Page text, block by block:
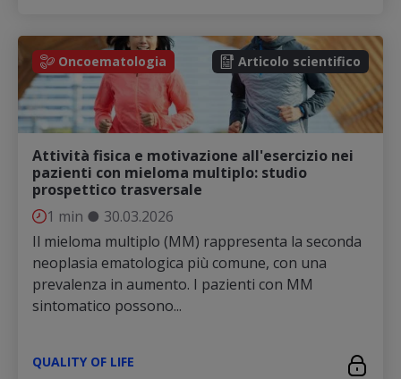
Oncoematologia Articolo scientifico
Attività fisica e motivazione all'esercizio nei
pazienti con mieloma multiplo: studio
prospettico trasversale
1 min ● 30.03.2026
Il mieloma multiplo (MM) rappresenta la seconda
neoplasia ematologica più comune, con una
prevalenza in aumento. I pazienti con MM
sintomatico possono...
QUALITY OF LIFE